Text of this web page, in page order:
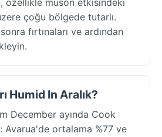
çoğu bölgede tutarlı.
fırtınaları ve ardından
Humid In Aralık?
December ayında Cook
Avarua'de ortalama %77 ve